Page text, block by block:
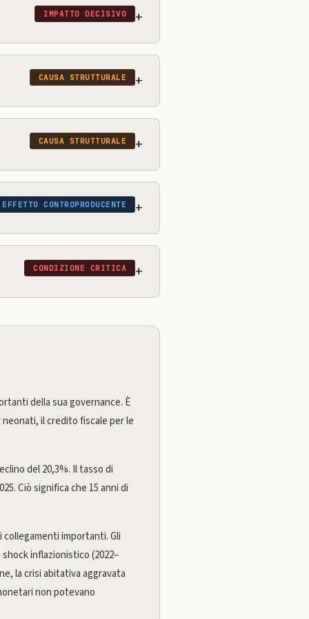
IMPATTO DECISIVO +
CAUSA STRUTTURALE +
CAUSA STRUTTURALE +
EFFETTO CONTROPRODUCENTE +
CONDIZIONE CRITICA +
della sua governance. È
neonati, il credito fiscale per le
del 20,3%. Il tasso di
Ciò significa che 15 anni di
collegamenti importanti. Gli
inflazionistico (2022–
la crisi abitativa aggravata
non potevano